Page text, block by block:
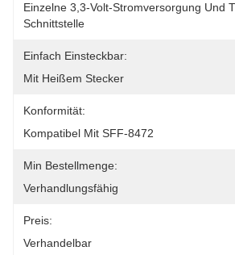
Einzelne 3,3-Volt-Stromversorgung Und
Schnittstelle
Einfach Einsteckbar:
Mit Heißem Stecker
Konformität:
Kompatibel Mit SFF-8472
Min Bestellmenge:
Verhandlungsfähig
Preis:
Verhandelbar